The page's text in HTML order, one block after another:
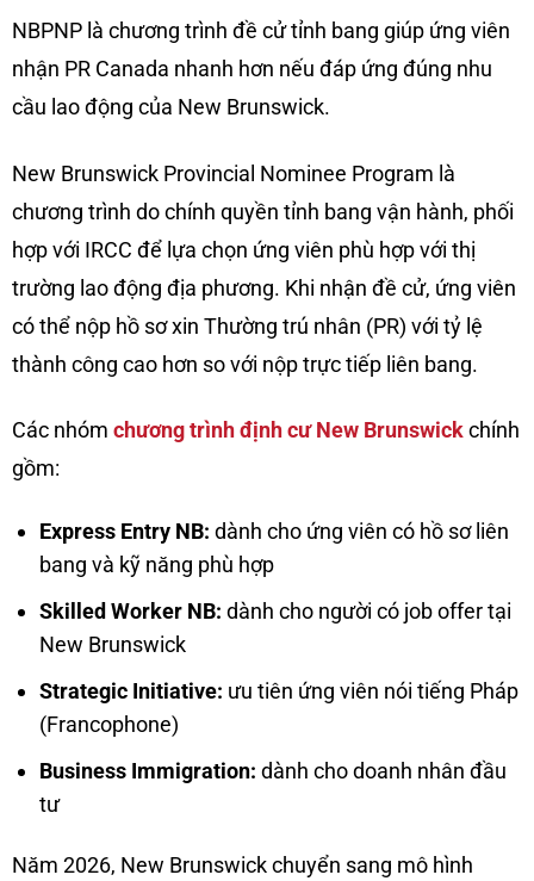
NBPNP là chương trình đề cử tỉnh bang giúp ứng viên
nhận PR Canada nhanh hơn nếu đáp ứng đúng nhu
cầu lao động của New Brunswick.
New Brunswick Provincial Nominee Program là
chương trình do chính quyền tỉnh bang vận hành, phối
hợp với IRCC để lựa chọn ứng viên phù hợp với thị
trường lao động địa phương. Khi nhận đề cử, ứng viên
có thể nộp hồ sơ xin Thường trú nhân (PR) với tỷ lệ
thành công cao hơn so với nộp trực tiếp liên bang.
Các nhóm chương trình định cư New Brunswickchính
gồm:
Express Entry NB: dành cho ứng viên có hồ sơ liên
bang và kỹ năng phù hợp
Skilled Worker NB: dành cho người có job offer tại
New Brunswick
Strategic Initiative: ưu tiên ứng viên nói tiếng Pháp
(Francophone)
Business Immigration: dành cho doanh nhân đầu
tư
Năm 2026, New Brunswick chuyển sang mô hình